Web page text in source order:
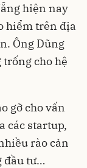
hiện nay
hiểm trên địa
Ông Dũng
cho hệ
gỡ cho vấn
các startup,
rào cản
đầu tư…